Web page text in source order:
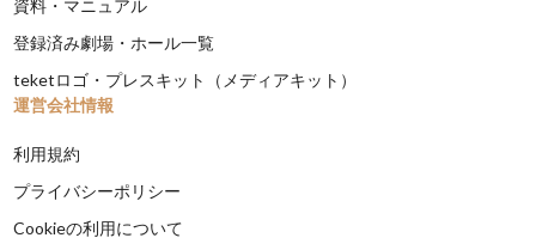
資料・マニュアル
登録済み劇場・ホール一覧
teketロゴ・プレスキット（メディアキット）
運営会社情報
利用規約
プライバシーポリシー
Cookieの利用について